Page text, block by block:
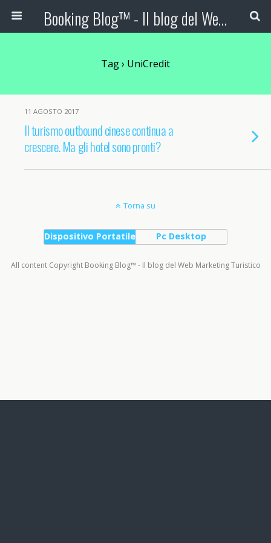
Booking Blog™ - Il blog del Web Marketing Turistico
Tag › UniCredit
11 AGOSTO 2017
Il turismo outbound cinese continua a
crescere. Ma gli hotel sono pronti?
Torna su
Dispositivo Portatile Pc Desktop
All content Copyright Booking Blog™ - Il blog del Web Marketing Turistico